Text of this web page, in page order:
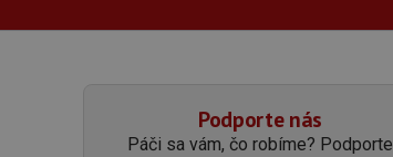
Podporte nás
Páči sa vám, čo robíme? Podporte